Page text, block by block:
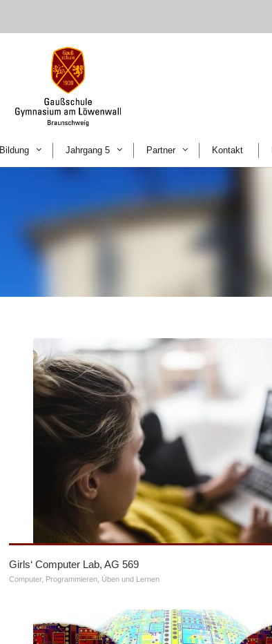
Bildung Jahrgang 5 Partner Kontakt
Girls‘ Computer Lab, AG 569
Computer, Programmieren Üben und Lernen